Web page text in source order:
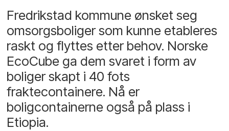
Fredrikstad kommune ønsket seg
omsorgsboliger som kunne etableres
raskt og flyttes etter behov. Norske
EcoCube ga dem svaret i form av
boliger skapt i 40 fots
fraktecontainere. Nå er
boligcontainerne også på plass i
Etiopia.